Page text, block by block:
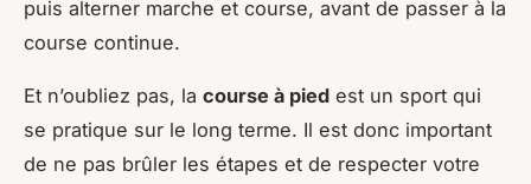
puis alterner marche et course, avant de passer à la
course continue.
Et n’oubliez pas, la course à pied est un sport qui
se pratique sur le long terme. Il est donc important
de ne pas brûler les étapes et de respecter votre